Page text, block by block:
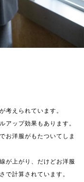
考えられています。
アップ効果もあります。
お洋服がもたついてしま
が上がり、だけどお洋服
で計算されています。